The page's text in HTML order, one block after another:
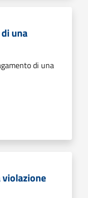
una
di una
violazione